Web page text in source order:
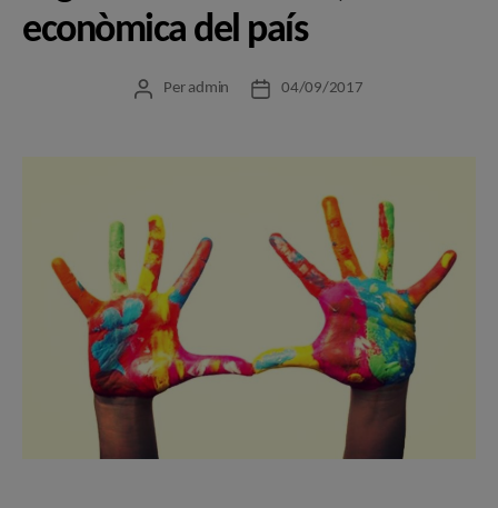
econòmica del país
Autor
Per admin
Data04/09/2017